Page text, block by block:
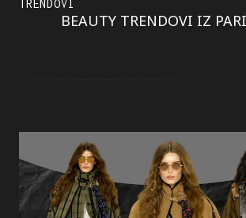
TRENDOVI
BEAUTY TRENDOVI IZ